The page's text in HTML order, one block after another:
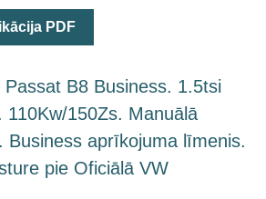
PDF
B8 Business. 1.5tsi
110Kw/150Zs. Manuālā
Business aprīkojuma līmenis.
pie Oficiālā VW